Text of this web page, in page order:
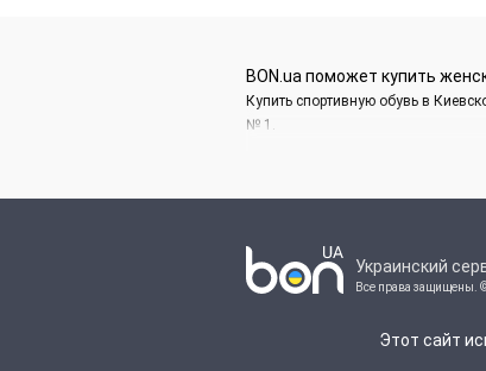
Этот сайт
BON.ua поможет купить
Купить спортивную обувь в
№ 1.
Украинский
Все права защищены.